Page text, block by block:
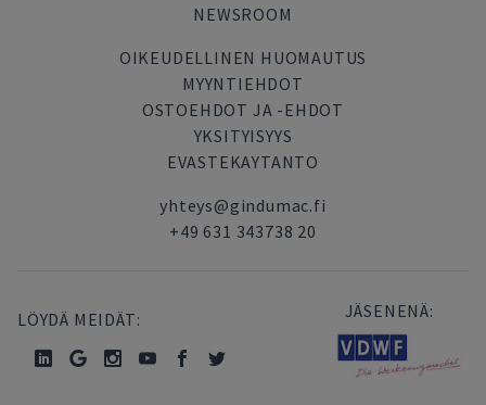
NEWSROOM
OIKEUDELLINEN HUOMAUTUS
MYYNTIEHDOT
OSTOEHDOT JA -EHDOT
YKSITYISYYS
EVASTEKAYTANTO
yhteys@gindumac.fi
+49 631 343738 20
LÖYDÄ MEIDÄT: JÄSENENÄ: